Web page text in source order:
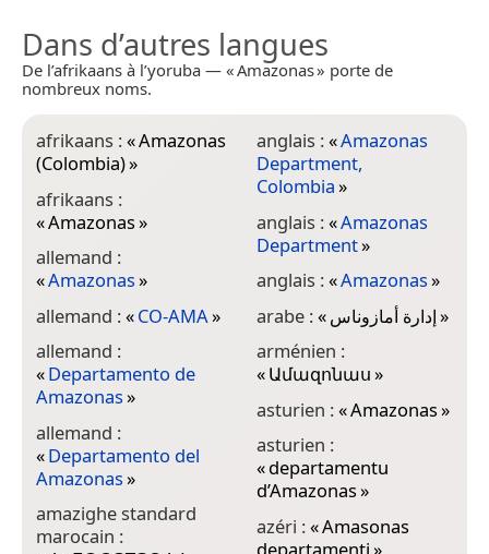
Dans d’autres langues
De l’afrikaans à l’yoruba — « Amazonas » porte de
nombreux noms.
afrikaans :«Amazonas
(Colombia)»
afrikaans :
«Amazonas»
allemand :
«Amazonas»
allemand :«CO-AMA»
allemand :
«Departamento de
Amazonas»
allemand :
«Departamento del
Amazonas»
amazighe standard
marocain :
anglais :«Amazonas
Department,
Colombia»
anglais :«Amazonas
Department»
anglais :«Amazonas»
arabe :«إدارة أمازوناس»
arménien :
«Ամազոնաս»
asturien :«Amazonas»
asturien :
«departamentu
d’Amazonas»
azéri :«Amasonas
departamenti»